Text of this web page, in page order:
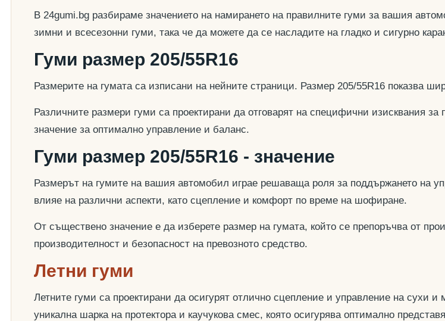
В 24gumi.bg разбираме значението на намирането на правилните гуми за вашия
зимни и всесезонни гуми, така че да можете да се насладите на гладко и сигурно
Гуми размер 205/55R16
Размерите на гумата са изписани на нейните страници. Размер 205/55R16 показва
Различните размери гуми са проектирани да отговарят на специфични изисквания
значение за оптимално управление и баланс.
Гуми размер 205/55R16 - значение
Размерът на гумите на вашия автомобил играе решаваща роля за поддържането на
влияе на различни аспекти, като сцепление и комфорт по време на шофиране.
От съществено значение е да изберете размер на гумата, който се препоръчва от
производителност и безопасност на превозното средство.
Летни гуми
Летните гуми са проектирани да осигурят отлично сцепление и управление на сухи
уникална шарка на протектора и каучукова смес, която осигурява оптимално